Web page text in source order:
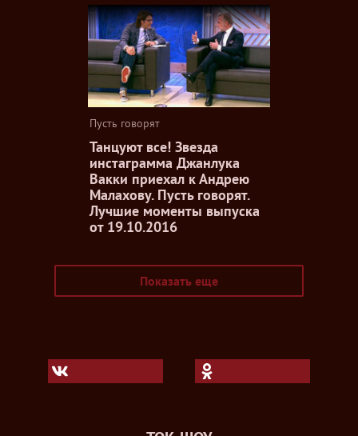
Пусть говорят
Танцуют все! Звезда
инстаграмма Джанлука
Вакки приехал к Андрею
Малахову. Пусть говорят.
Лучшие моменты выпуска
от 19.10.2016
Показать еще